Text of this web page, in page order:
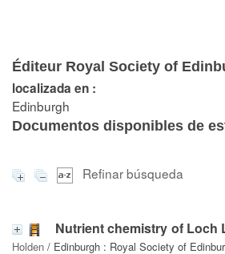
Éditeur Royal Society of
localizada en :
Edinburgh
Documentos disponibles de
Refinar búsqueda
Nutrient chemistry of Loch
Holden / Edinburgh : Royal Society of